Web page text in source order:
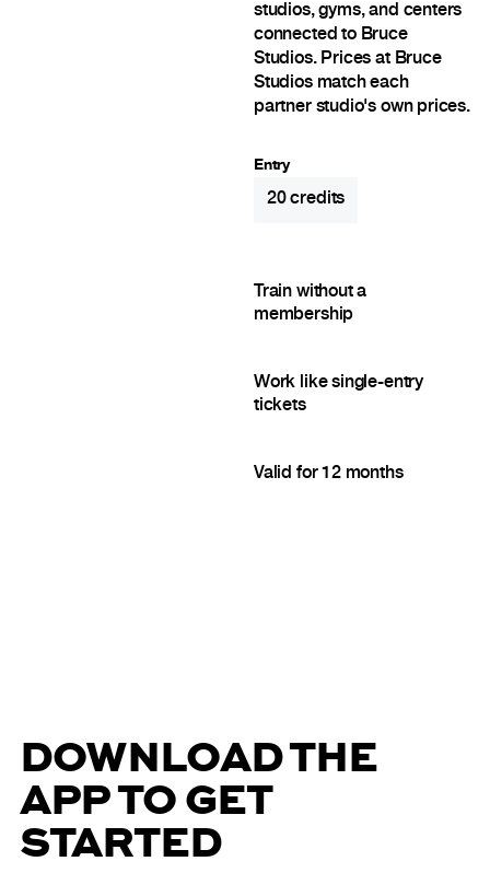
studios, gyms, and centers
connected to Bruce
Studios. Prices at Bruce
Studios match each
partner studio's own prices.
Entry
20credits
Train without a
membership
Work like single-entry
tickets
Valid for 12 months
DOWNLOAD THE
APP TO GET
STARTED